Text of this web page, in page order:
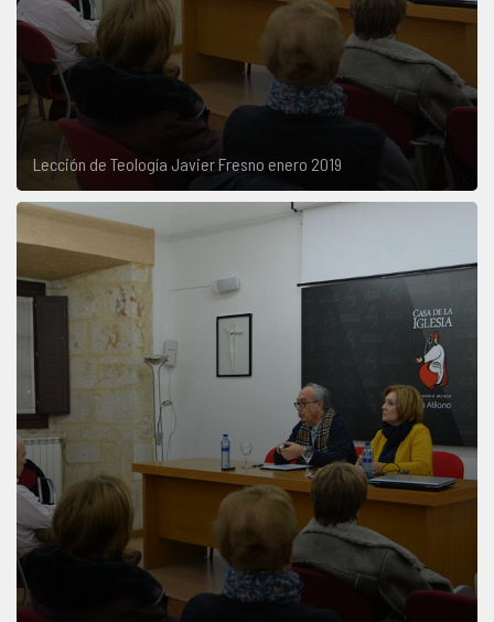
Lección de Teología Javier Fresno enero 2019